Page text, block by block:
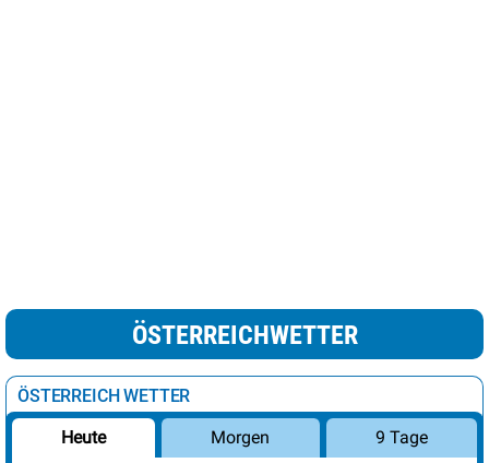
ÖSTERREICHWETTER
ÖSTERREICH WETTER
Heute Morgen 9 Tage